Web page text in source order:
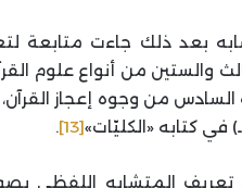
بعد ذلك جاءت متابعة
السادس من وجوه إعجاز
[13]
.
تعريف المتشابه اللفظي